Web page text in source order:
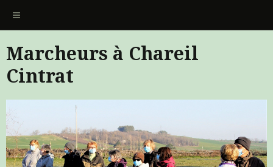
Marcheurs à Chareil
Cintrat